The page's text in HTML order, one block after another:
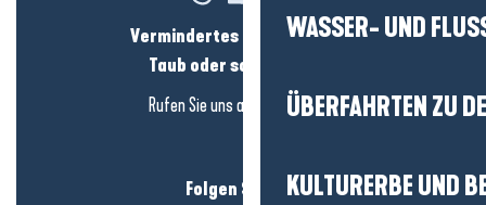
WASSER- UND
ÜBERFAHRTEN ZU
KULTURERBE UND
Vermindertes Hörvermögen?
Taub oder schwerhörig?
Rufen Sie uns an in
hier klicken
Folgen Sie uns!